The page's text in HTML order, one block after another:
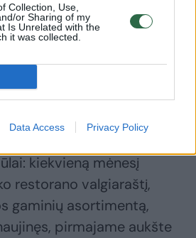
Collection, Use,
or Sharing of my
Is Unrelated with the
it was collected.
Data Access Privacy Policy
– nauji pasiūlymai,
lauko kavinė
paslaugų spektrą,
kiekvieną mėnesį
restorano valgiaraštį,
gaminių asortimentą,
pirmajame aukšte